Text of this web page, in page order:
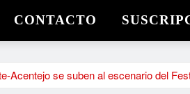
CONTACTO
Acentejo se suben al escenario del